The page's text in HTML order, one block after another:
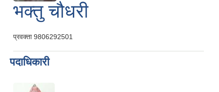
भक्तु चौधरी
प्रवक्ता 9806292501
पदाधिकारी